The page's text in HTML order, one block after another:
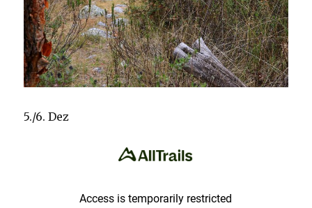
5./6. Dez